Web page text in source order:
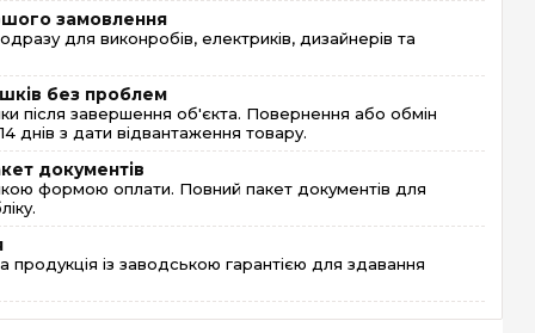
замовлення
для виконробів, електриків, дизайнерів та
без проблем
після завершення об'єкта. Повернення або обмін
днів з дати відвантаження товару.
документів
формою оплати. Повний пакет документів для
продукція із заводською гарантією для здавання